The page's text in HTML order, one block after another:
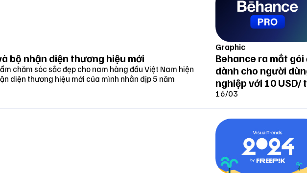
bộ nhận diện thương hiệu mới
chăm sóc sắc đẹp cho nam hàng đầu Việt Nam hiện
diện thương hiệu mới của mình nhân dịp 5 năm
Graphic
Behance ra mắt gói
dành cho người
nghiệp với 10 USD/
16/03